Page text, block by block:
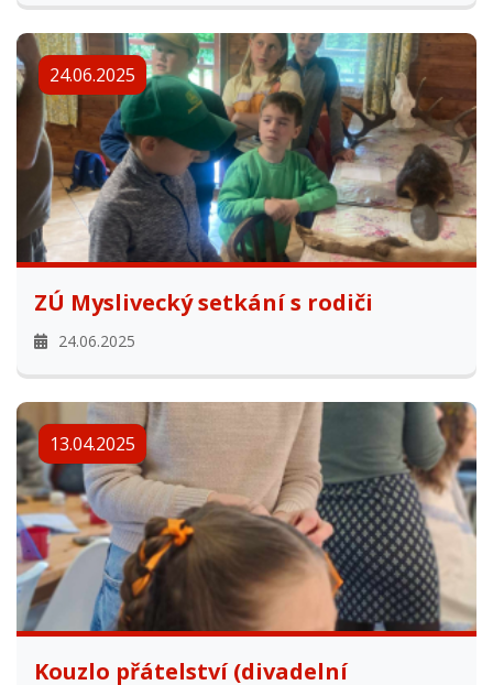
24.06.2025
ZÚ Myslivecký setkání s rodiči
24.06.2025
13.04.2025
Kouzlo přátelství (divadelní